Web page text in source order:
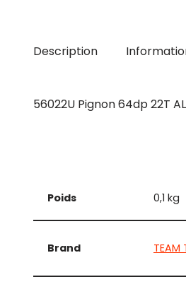
Description
56022U Pignon 64dp 22T
Poids 0,1 kg
Brand TEAM